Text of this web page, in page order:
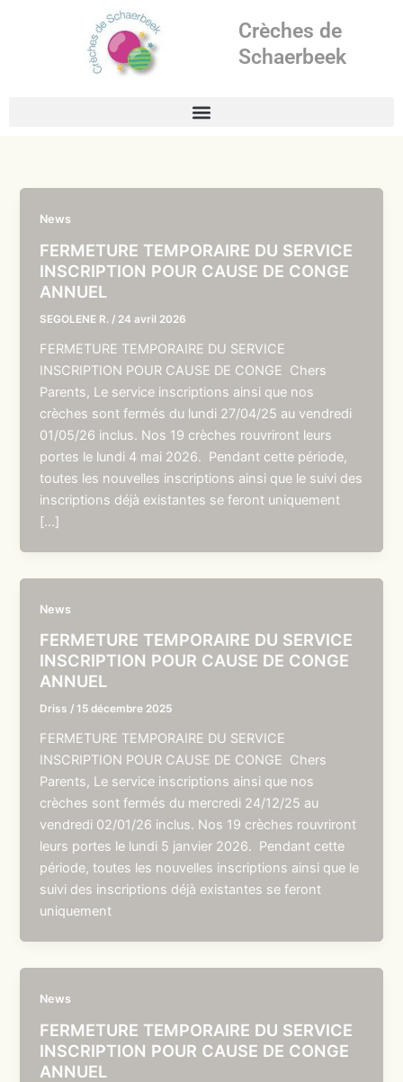
Crèches de
Schaerbeek
News
FERMETURE TEMPORAIRE DU SERVICE
INSCRIPTION POUR CAUSE DE CONGE
ANNUEL
SEGOLENE R. / 24 avril 2026
FERMETURE TEMPORAIRE DU SERVICE
INSCRIPTION POUR CAUSE DE CONGE Chers
Parents, Le service inscriptions ainsi que nos
crèches sont fermés du lundi 27/04/25 au vendredi
01/05/26 inclus. Nos 19 crèches rouvriront leurs
portes le lundi 4 mai 2026. Pendant cette période,
toutes les nouvelles inscriptions ainsi que le suivi des
inscriptions déjà existantes se feront uniquement
[…]
News
FERMETURE TEMPORAIRE DU SERVICE
INSCRIPTION POUR CAUSE DE CONGE
ANNUEL
Driss /15 décembre 2025
FERMETURE TEMPORAIRE DU SERVICE
INSCRIPTION POUR CAUSE DE CONGE Chers
Parents, Le service inscriptions ainsi que nos
crèches sont fermés du mercredi 24/12/25 au
vendredi 02/01/26 inclus. Nos 19 crèches rouvriront
leurs portes le lundi 5 janvier 2026. Pendant cette
période, toutes les nouvelles inscriptions ainsi que le
suivi des inscriptions déjà existantes se feront
uniquement
News
FERMETURE TEMPORAIRE DU SERVICE
INSCRIPTION POUR CAUSE DE CONGE
ANNUEL